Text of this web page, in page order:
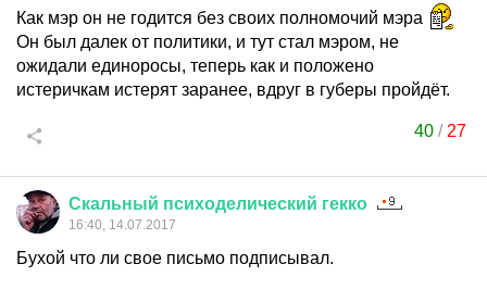
Как мэр он не годится без своих полномочий мэра
Он был далек от политики, и тут стал мэром, не
ожидали единоросы, теперь как и положено
истеричкам истерят заранее, вдруг в губеры пройдёт.
40/ 27
Скальный психоделический гекко
16:40, 14.07.2017
Бухой что ли свое письмо подписывал.